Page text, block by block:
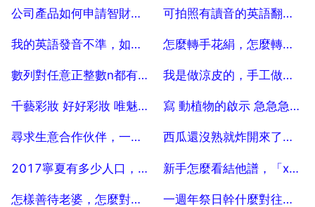
2025-07-19 2025-07-19
公司產品如何申請智財權保護
2025-07-19
可拍照有讀音的英語翻譯軟體有那些
2025-07-19
我的英語發音不準，如何練習？
2025-07-19
怎麼轉手花絹，怎麼轉手絹花的車輪花
2025-07-19
數列對任意正整數n都有4an 3sn 8,求通項公式， 第二問是令bn （ 1）的 n
2025-07-19
我是做涼皮的，手工做，現在不讓燒煤了，還有別的什麼方法代替嗎？
2025-07-19
千藝彩妝 好好彩妝 唯魅秀彩妝哪個較好些
2025-07-19
寫 動植物的啟示 急急急急急急！
2025-07-19
尋求生意合作伙伴，一般找生意合作伙伴去什麼網站找？
2025-07-19
西瓜還沒熟就炸開來了？我的西瓜在地裡還沒熟怎麼就炸了
2025-07-19
2017寧夏有多少人口，寧夏2026年高考考生多少人
2025-07-19
新手怎麼看結他譜，「x」是什麼？「0」是什麼？在結他上應該怎麼彈？
2025-07-19
怎樣善待老婆，怎麼對待老婆更好？ 一週年祭日幹什麼對往生有幫助